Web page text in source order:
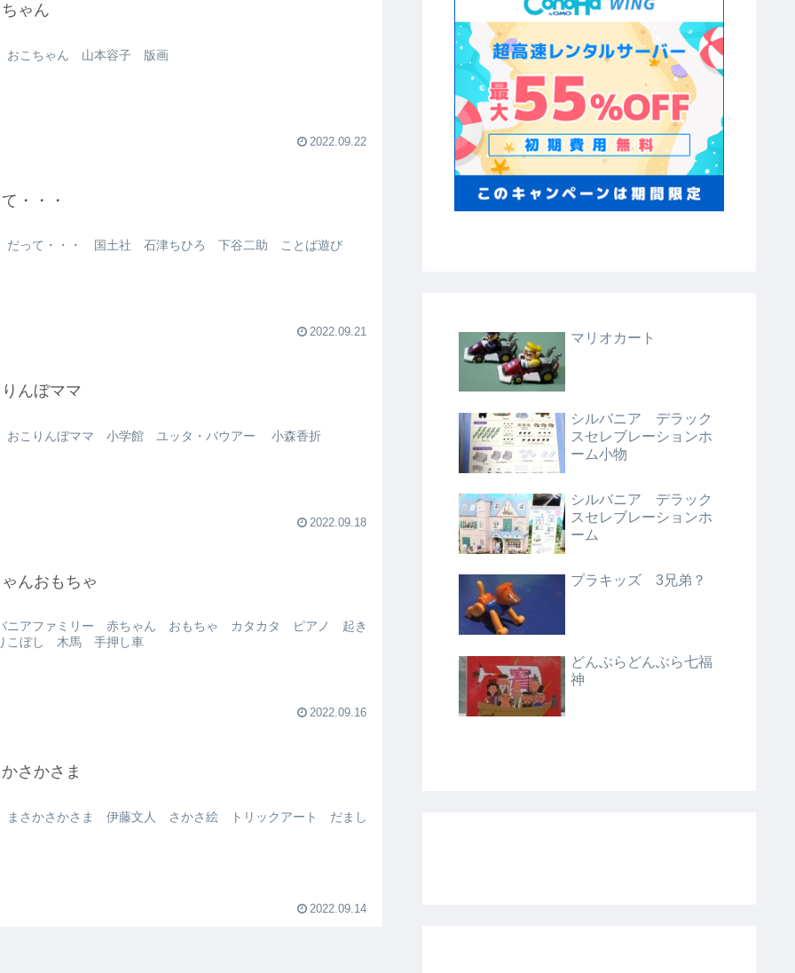
ゃん
こちゃん 山本容子 版画
2022.09.22
・・・
って・・・ 国土社 石津ちひろ 下谷二助 ことば遊び
2022.09.21
んぼママ
こりんぼママ 小学館 ユッタ・バウアー 小森香折
2022.09.18
んおもちゃ
ニアファミリー 赤ちゃん おもちゃ カタカタ ピアノ 起き
こぼし 木馬 手押し車
2022.09.16
さかさま
さかさかさま 伊藤文人 さかさ絵 トリックアート だまし
2022.09.14
マリオカート
シルバニア デラック
スセレブレーションホ
ーム小物
シルバニア デラック
スセレブレーションホ
ーム
プラキッズ 3兄弟？
どんぶらどんぶら七福
神